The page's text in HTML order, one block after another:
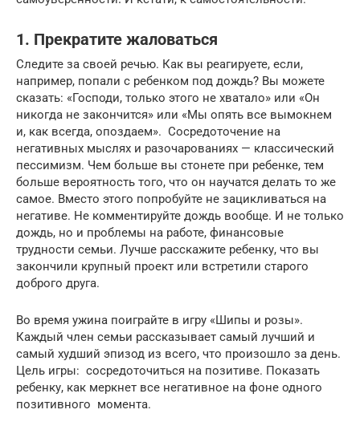
1. Прекратите жаловаться
Следите за своей речью. Как вы реагируете, если,
например, попали с ребенком под дождь? Вы можете
сказать: «Господи, только этого не хватало» или «Он
никогда не закончится» или «Мы опять все вымокнем
и, как всегда, опоздаем». Сосредоточение на
негативных мыслях и разочарованиях — классический
пессимизм. Чем больше вы стонете при ребенке, тем
больше вероятность того, что он научатся делать то же
самое. Вместо этого попробуйте не зацикливаться на
негативе. Не комментируйте дождь вообще. И не только
дождь, но и проблемы на работе, финансовые
трудности семьи. Лучше расскажите ребенку, что вы
закончили крупный проект или встретили старого
доброго друга.
Во время ужина поиграйте в игру «Шипы и розы».
Каждый член семьи рассказывает самый лучший и
самый худший эпизод из всего, что произошло за день.
Цель игры: сосредоточиться на позитиве. Показать
ребенку, как меркнет все негативное на фоне одного
позитивного момента.